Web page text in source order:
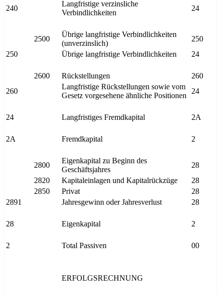
240
Langfristige verzinsliche
Verbindlichkeiten
24
2500
Übrige langfristige Verbindlichkeiten
(unverzinslich)
250
250
Übrige langfristige Verbindlichkeiten 24
2600 Rückstellungen
260
260
Langfristige Rückstellungen sowie vom
Gesetz vorgesehene ähnliche Positionen
24
24 Langfristiges Fremdkapital 2A
2A Fremdkapital 2
2800
Eigenkapital zu Beginn des
Geschäftsjahres
28
2820
Kapitaleinlagen und Kapitalrückzüge
28
2850
Privat
28
2891
Jahresgewinn oder Jahresverlust 28
28 Eigenkapital 2
2 Total Passiven 00
ERFOLGSRECHNUNG